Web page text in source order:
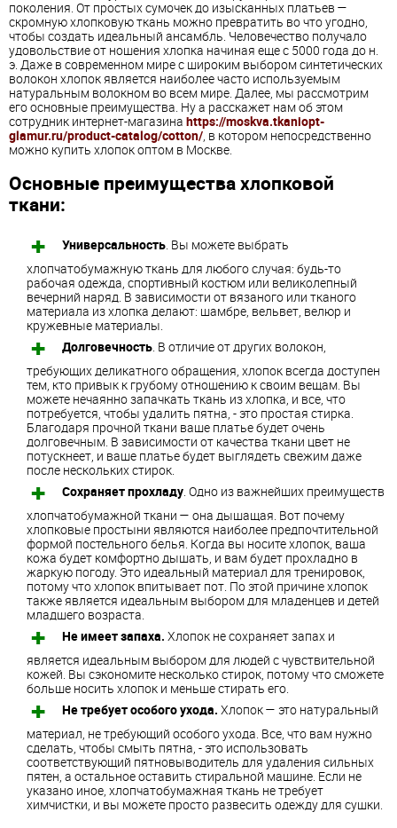
поколения. От простых сумочек до изысканных платьев —
скромную хлопковую ткань можно превратить во что угодно,
чтобы создать идеальный ансамбль. Человечество получало
удовольствие от ношения хлопка начиная еще с 5000 года до н.
э. Даже в современном мире с широким выбором синтетических
волокон хлопок является наиболее часто используемым
натуральным волокном во всем мире. Далее, мы рассмотрим
его основные преимущества. Ну а расскажет нам об этом
сотрудник интернет-магазина https://moskva.tkaniopt-
glamur.ru/product-catalog/cotton/, в котором непосредственно
можно купить хлопок оптом в Москве.
Основные преимущества хлопковой
ткани:
Универсальность. Вы можете выбрать
хлопчатобумажную ткань для любого случая: будь-то
рабочая одежда, спортивный костюм или великолепный
вечерний наряд. В зависимости от вязаного или тканого
материала из хлопка делают: шамбре, вельвет, велюр и
кружевные материалы.
Долговечность. В отличие от других волокон,
требующих деликатного обращения, хлопок всегда доступен
тем, кто привык к грубому отношению к своим вещам. Вы
можете нечаянно запачкать ткань из хлопка, и все, что
потребуется, чтобы удалить пятна, - это простая стирка.
Благодаря прочной ткани ваше платье будет очень
долговечным. В зависимости от качества ткани цвет не
потускнеет, и ваше платье будет выглядеть свежим даже
после нескольких стирок.
Сохраняет прохладу. Одно из важнейших преимуществ
хлопчатобумажной ткани — она дышащая. Вот почему
хлопковые простыни являются наиболее предпочтительной
формой постельного белья. Когда вы носите хлопок, ваша
кожа будет комфортно дышать, и вам будет прохладно в
жаркую погоду. Это идеальный материал для тренировок,
потому что хлопок впитывает пот. По этой причине хлопок
также является идеальным выбором для младенцев и детей
младшего возраста.
Не имеет запаха. Хлопок не сохраняет запах и
является идеальным выбором для людей с чувствительной
кожей. Вы сэкономите несколько стирок, потому что сможете
больше носить хлопок и меньше стирать его.
Не требует особого ухода. Хлопок — это натуральный
материал, не требующий особого ухода. Все, что вам нужно
сделать, чтобы смыть пятна, - это использовать
соответствующий пятновыводитель для удаления сильных
пятен, а остальное оставить стиральной машине. Если не
указано иное, хлопчатобумажная ткань не требует
химчистки, и вы можете просто развесить одежду для сушки.